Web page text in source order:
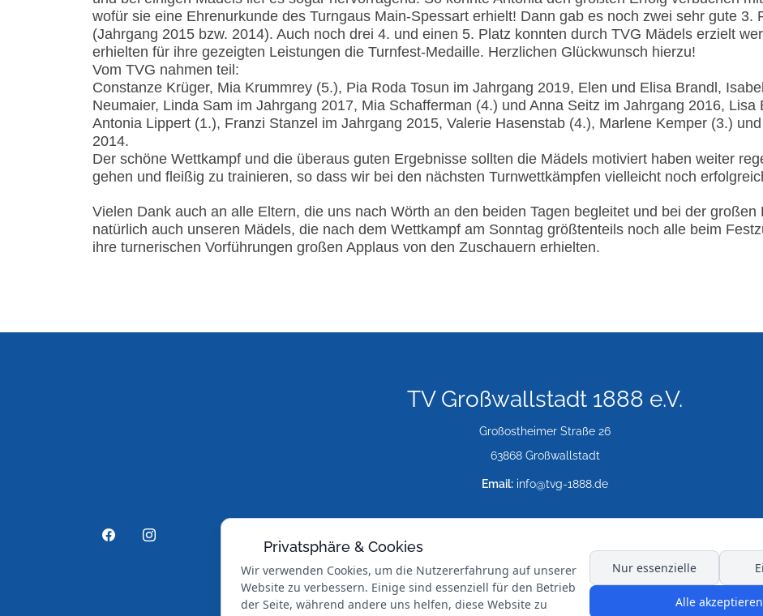
wofür sie eine Ehrenurkunde des Turngaus Main-Spessart erhielt! Dann gab es noch zwei sehr gute 3.
(Jahrgang 2015 bzw. 2014). Auch noch drei 4. und einen 5. Platz konnten durch TVG Mädels erzielt
erhielten für ihre gezeigten Leistungen die Turnfest-Medaille. Herzlichen Glückwunsch hierzu!
Vom TVG nahmen teil:
Constanze Krüger, Mia Krummrey (5.), Pia Roda Tosun im Jahrgang 2019, Elen und Elisa Brandl,
Neumaier, Linda Sam im Jahrgang 2017, Mia Schafferman (4.) und Anna Seitz im Jahrgang 2016, Lisa
Antonia Lippert (1.), Franzi Stanzel im Jahrgang 2015, Valerie Hasenstab (4.), Marlene Kemper (3.)
2014.
Der schöne Wettkampf und die überaus guten Ergebnisse sollten die Mädels motiviert haben weiter
gehen und fleißig zu trainieren, so dass wir bei den nächsten Turnwettkämpfen vielleicht noch
Vielen Dank auch an alle Eltern, die uns nach Wörth an den beiden Tagen begleitet und bei der
natürlich auch unseren Mädels, die nach dem Wettkampf am Sonntag größtenteils noch alle beim
ihre turnerischen Vorführungen großen Applaus von den Zuschauern erhielten.
TV Großwallstadt 1888 e.V.
Großostheimer Straße 26
63868 Großwallstadt
Email: info@tvg-1888.de
Privatsphäre & Cookies
Wir verwenden Cookies, um die Nutzererfahrung auf unserer
Website zu verbessern. Einige sind essenziell für den Betrieb
der Seite, während andere uns helfen, diese Website zu
Nur essenzielle
Alle akzeptieren